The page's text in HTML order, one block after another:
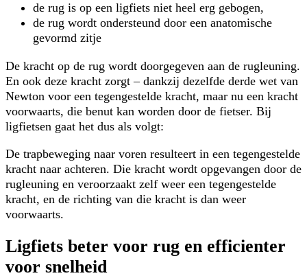
de rug is op een ligfiets niet heel erg gebogen,
de rug wordt ondersteund door een anatomische
gevormd zitje
De kracht op de rug wordt doorgegeven aan de rugleuning.
En ook deze kracht zorgt – dankzij dezelfde derde wet van
Newton voor een tegengestelde kracht, maar nu een kracht
voorwaarts, die benut kan worden door de fietser. Bij
ligfietsen gaat het dus als volgt:
De trapbeweging naar voren resulteert in een tegengestelde
kracht naar achteren. Die kracht wordt opgevangen door de
rugleuning en veroorzaakt zelf weer een tegengestelde
kracht, en de richting van die kracht is dan weer
voorwaarts.
Ligfiets beter voor rug en efficienter
voor snelheid